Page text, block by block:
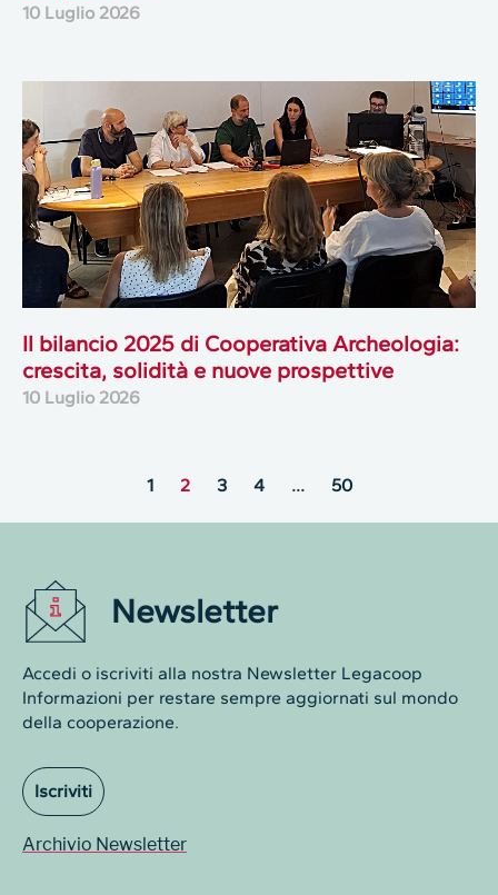
10 Luglio 2026
Il bilancio 2025 di Cooperativa Archeologia:
crescita, solidità e nuove prospettive
10 Luglio 2026
1 2 3 4 … 50
Newsletter
Accedi o iscriviti alla nostra Newsletter Legacoop
Informazioni per restare sempre aggiornati sul mondo
della cooperazione.
Iscriviti
Archivio Newsletter